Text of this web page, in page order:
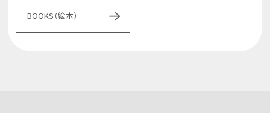
BOOKS（絵本）